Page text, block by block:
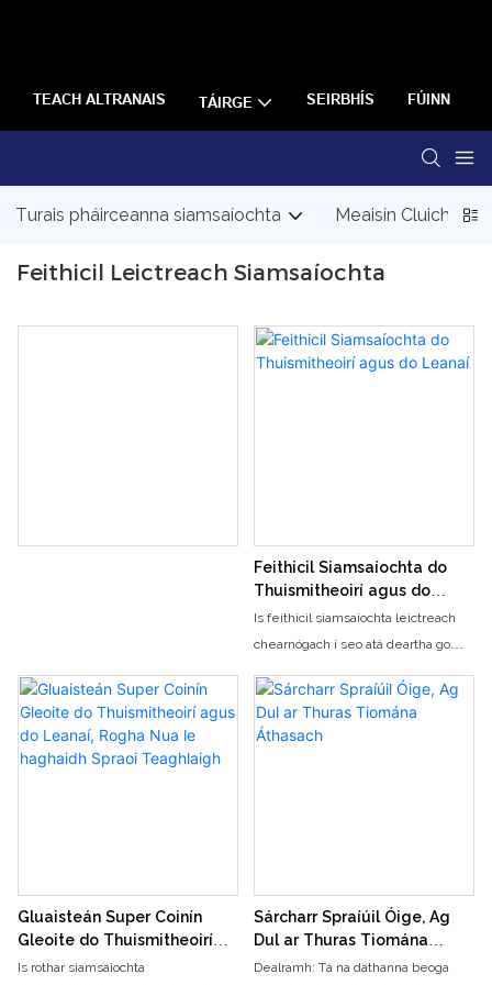
TEACH ALTRANAIS TÁIRGE SEIRBHÍS FÚINN
Turais pháirceanna siamsaíochta Meaisín Cluiche
Feithicil Leictreach Siamsaíochta
Feithicil Siamsaíochta do
Thuismitheoirí agus do
Leanaí
Is feithicil siamsaíochta leictreach
chearnógach í seo atá deartha go
tuismitheora agus linbh, le cartúin
chlasaiceacha mar chroílár an
sábháilte agus cobhsaí, atá feistithe
le soilsiú bog agus éifeachtaí
fuaime spraíúla, rud a ligeann do
Gluaisteán Super Coinín
Gleoite do Thuismitheoirí
agus do Leanaí, Rogha Nua
Is rothar siamsaíochta
Sárcharr Spraíúil Óige, Ag
Dul ar Thuras Tiomána
Áthasach
Dealramh: Tá na dathanna beoga